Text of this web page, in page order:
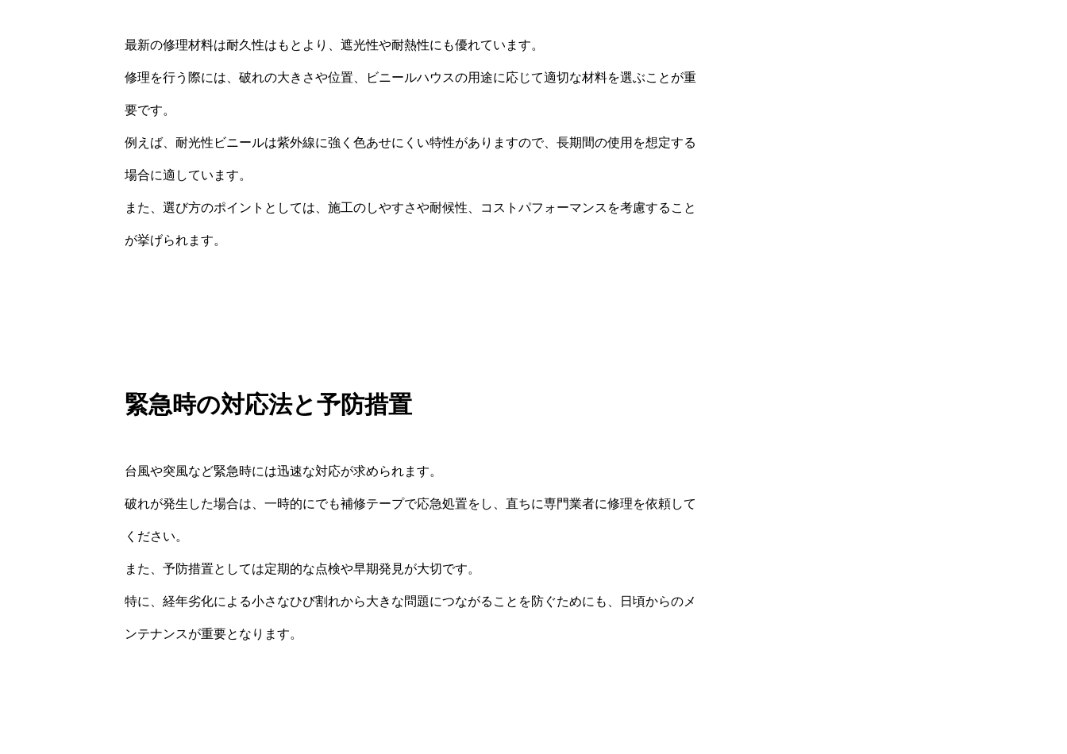
最新の修理材料は耐久性はもとより、遮光性や耐熱性にも優れています。
修理を行う際には、破れの大きさや位置、ビニールハウスの用途に応じて適切な材料を選ぶことが重
要です。
例えば、耐光性ビニールは紫外線に強く色あせにくい特性がありますので、長期間の使用を想定する
場合に適しています。
また、選び方のポイントとしては、施工のしやすさや耐候性、コストパフォーマンスを考慮すること
が挙げられます。
緊急時の対応法と予防措置
台風や突風など緊急時には迅速な対応が求められます。
破れが発生した場合は、一時的にでも補修テープで応急処置をし、直ちに専門業者に修理を依頼して
ください。
また、予防措置としては定期的な点検や早期発見が大切です。
特に、経年劣化による小さなひび割れから大きな問題につながることを防ぐためにも、日頃からのメ
ンテナンスが重要となります。